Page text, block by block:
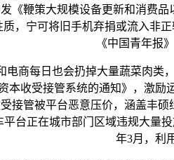
《鞭策大规模设备更新和消费
，宁可将旧手机弃捐或流入非
《中国青年报
每日也会扔掉大量蔬菜肉类
本收受接管系统的通知》，激
接管被平台恶意压价，涵盖丰
台正在城市部门区域违规大量投
年3月，利